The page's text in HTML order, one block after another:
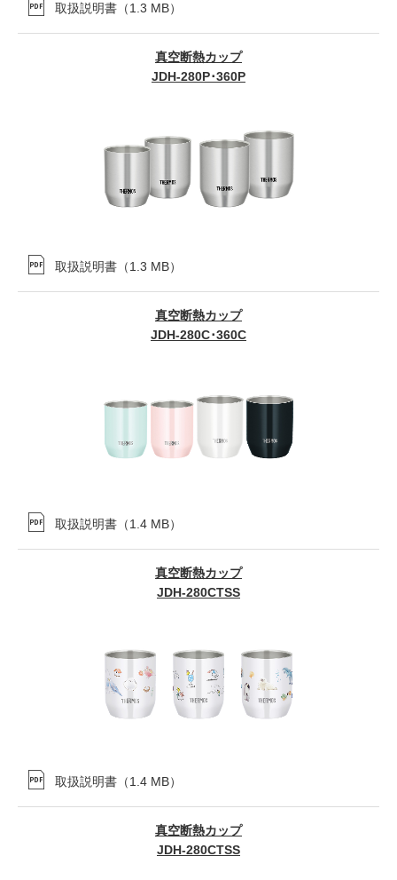
取扱説明書 （1.3 MB）
真空断熱カップ
JDH-280P･360P
取扱説明書 （1.3 MB）
真空断熱カップ
JDH-280C･360C
取扱説明書 （1.4 MB）
真空断熱カップ
JDH-280CTSS
取扱説明書 （1.4 MB）
真空断熱カップ
JDH-280CTSS